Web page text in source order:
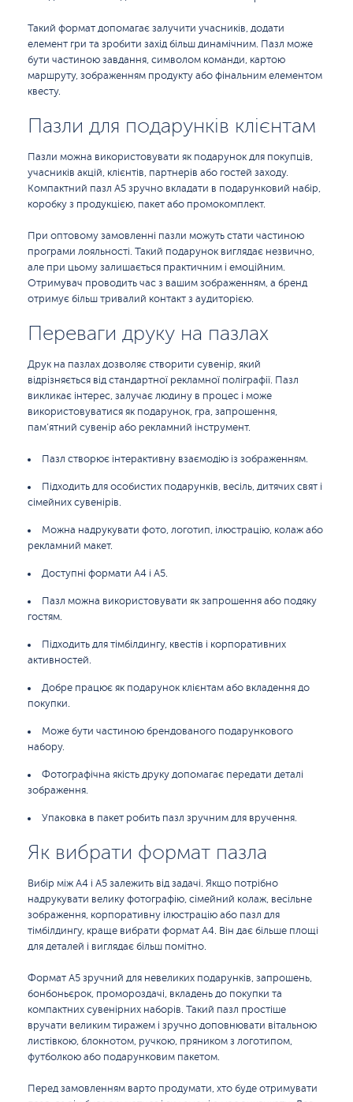
Такий формат допомагає залучити учасників, додати
елемент гри та зробити захід більш динамічним. Пазл може
бути частиною завдання, символом команди, картою
маршруту, зображенням продукту або фінальним елементом
квесту.
Пазли для подарунків клієнтам
Пазли можна використовувати як подарунок для покупців,
учасників акцій, клієнтів, партнерів або гостей заходу.
Компактний пазл A5 зручно вкладати в подарунковий набір,
коробку з продукцією, пакет або промокомплект.
При оптовому замовленні пазли можуть стати частиною
програми лояльності. Такий подарунок виглядає незвично,
але при цьому залишається практичним і емоційним.
Отримувач проводить час з вашим зображенням, а бренд
отримує більш тривалий контакт з аудиторією.
Переваги друку на пазлах
Друк на пазлах дозволяє створити сувенір, який
відрізняється від стандартної рекламної поліграфії. Пазл
викликає інтерес, залучає людину в процес і може
використовуватися як подарунок, гра, запрошення,
пам’ятний сувенір або рекламний інструмент.
Пазл створює інтерактивну взаємодію із зображенням.
Підходить для особистих подарунків, весіль, дитячих свят і
сімейних сувенірів.
Можна надрукувати фото, логотип, ілюстрацію, колаж або
рекламний макет.
Доступні формати A4 і A5.
Пазл можна використовувати як запрошення або подяку
гостям.
Підходить для тімбілдингу, квестів і корпоративних
активностей.
Добре працює як подарунок клієнтам або вкладення до
покупки.
Може бути частиною брендованого подарункового
набору.
Фотографічна якість друку допомагає передати деталі
зображення.
Упаковка в пакет робить пазл зручним для вручення.
Як вибрати формат пазла
Вибір між A4 і A5 залежить від задачі. Якщо потрібно
надрукувати велику фотографію, сімейний колаж, весільне
зображення, корпоративну ілюстрацію або пазл для
тімбілдингу, краще вибрати формат A4. Він дає більше площі
для деталей і виглядає більш помітно.
Формат A5 зручний для невеликих подарунків, запрошень,
бонбоньєрок, промороздачі, вкладень до покупки та
компактних сувенірних наборів. Такий пазл простіше
вручати великим тиражем і зручно доповнювати вітальною
листівкою, блокнотом, ручкою, пряником з логотипом,
футболкою або подарунковим пакетом.
Перед замовленням варто продумати, хто буде отримувати